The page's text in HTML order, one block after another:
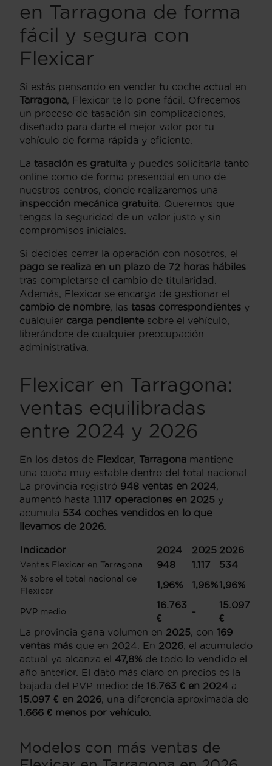
en Tarragona de forma
fácil y segura con
Flexicar
Si estás pensando en vender tu coche actual en
Tarragona , Flexicar te lo pone fácil. Ofrecemos
un proceso de tasación sin complicaciones,
diseñado para darte el mejor valor por tu
vehículo de forma rápida y eficiente.
La tasación es gratuita y puedes solicitarla tanto
online como de forma presencial en uno de
nuestros centros, donde realizaremos una
inspección mecánica gratuita . Queremos que
tengas la seguridad de un valor justo y sin
compromisos iniciales.
Si decides cerrar la operación con nosotros, el
pago se realiza en un plazo de 72 horas hábiles
tras completarse el cambio de titularidad.
Además, Flexicar se encarga de gestionar el
cambio de nombre , las tasas correspondientes y
cualquier carga pendiente sobre el vehículo,
liberándote de cualquier preocupación
administrativa.
Flexicar en Tarragona:
ventas equilibradas
entre 2024 y 2026
En los datos de Flexicar, Tarragona mantiene
una cuota muy estable dentro del total nacional.
La provincia registró 948 ventas en 2024
aumentó hasta 1.117 operaciones en 2025 y
acumula 534 coches vendidos en lo que
llevamos de 2026
Indicador 2024 2025 2026
Ventas Flexicar en Tarragona 948 1.117 534
% sobre el total nacional de
Flexicar
1,96% 1,96%1,96%
PVP medio
16.763
€
-
15.097
€
La provincia gana volumen en 2025 , con 169
ventas más que en 2024. En 2026 , el acumulado
actual ya alcanza el 47,8% de todo lo vendido el
año anterior. El dato más claro en precios es la
bajada del PVP medio: de 16.763 € en 2024 a
15.097 € en 2026 , una diferencia aproximada de
1.666 € menos por vehículo
Modelos con más ventas de